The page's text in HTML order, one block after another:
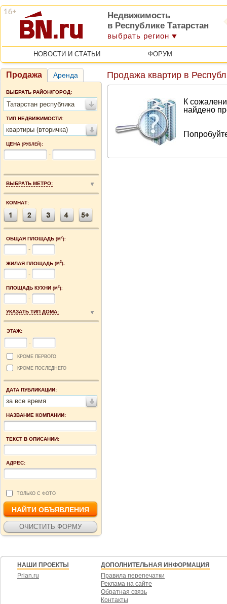
Недвижимость
в Республике Татарстан
выбрать регион
НОВОСТИ И СТАТЬИ ФОРУМ
Продажа Аренда
ВЫБРАТЬ РАЙОН/ГОРОД:
Татарстан республика
ТИП НЕДВИЖИМОСТИ:
квартиры (вторичка)
ЦЕНА (РУБЛЕЙ):
-
ВЫБРАТЬ МЕТРО:
КОМНАТ:
ОБЩАЯ ПЛОЩАДЬ (М2):
-
ЖИЛАЯ ПЛОЩАДЬ (М2):
-
ПЛОЩАДЬ КУХНИ (М2):
-
УКАЗАТЬ ТИП ДОМА:
ЭТАЖ:
-
КРОМЕ ПЕРВОГО
КРОМЕ ПОСЛЕДНЕГО
ДАТА ПУБЛИКАЦИИ:
за все время
НАЗВАНИЕ КОМПАНИИ:
ТЕКСТ В ОПИСАНИИ:
АДРЕС:
ТОЛЬКО С ФОТО
Продажа квартир в
К
найдено
НАШИ ПРОЕКТЫ
Prian.ru
ДОПОЛНИТЕЛЬНАЯ ИНФОРМАЦИЯ
Правила перепечатки
Реклама на сайте
Обратная связь
Контакты